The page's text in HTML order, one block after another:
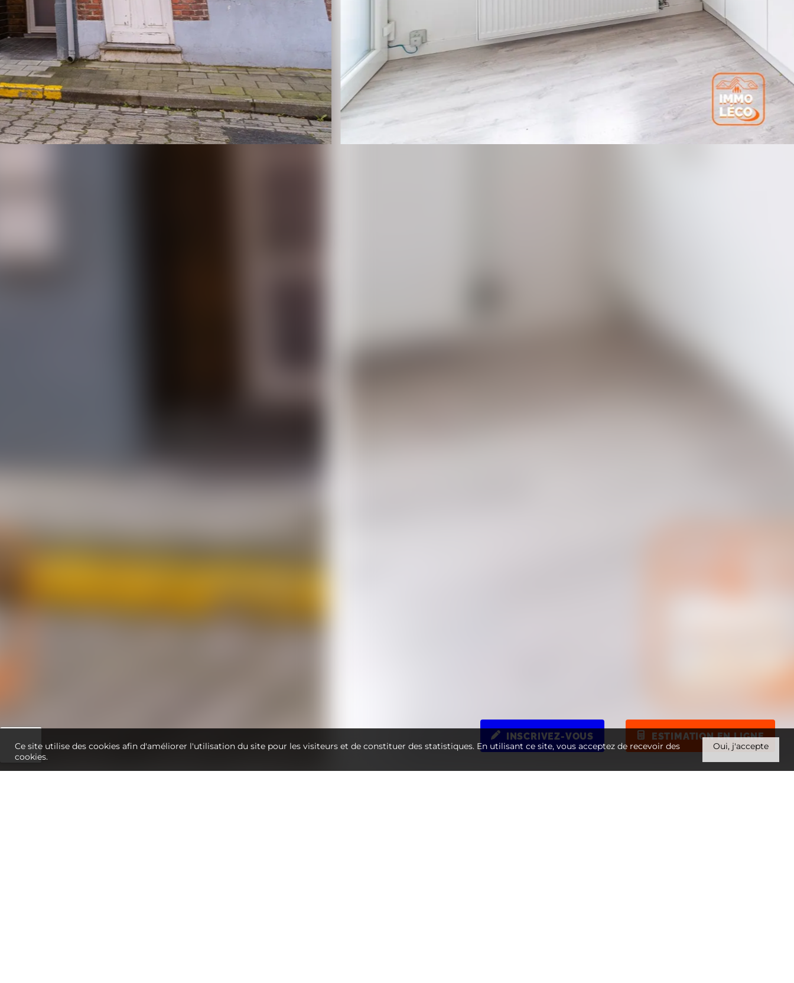
INSCRIVEZ-VOUS ESTIMATION EN LIGNE
Ce site utilise des cookies afin d'améliorer l'utilisation du site pour les visiteurs et de constituer des statistiques. En utilisant ce site, vous acceptez de recevoir des
cookies.
Oui, j'accepte